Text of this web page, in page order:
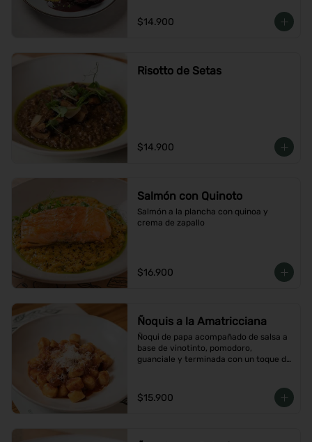
$14.900
Risotto de Setas
$14.900
Salmón con Quinoto
Salmón a la plancha con quinoa y
crema de zapallo
$16.900
Ñoquis a la Amatricciana
Ñoqui de papa acompañado de salsa a
base de vinotinto, pomodoro,
guanciale y terminada con un toque de
$15.900